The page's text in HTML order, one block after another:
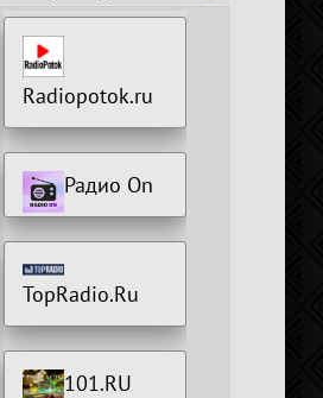
Radiopotok.ru
Радио On
TopRadio.Ru
101.RU